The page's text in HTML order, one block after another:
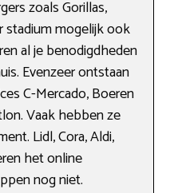
zoals Gorillas,
stadium mogelijk ook
al je benodigdheden
Evenzeer ontstaan
C-Mercado, Boeren
Vaak hebben ze
Lidl, Cora, Aldi,
het online
nog niet.